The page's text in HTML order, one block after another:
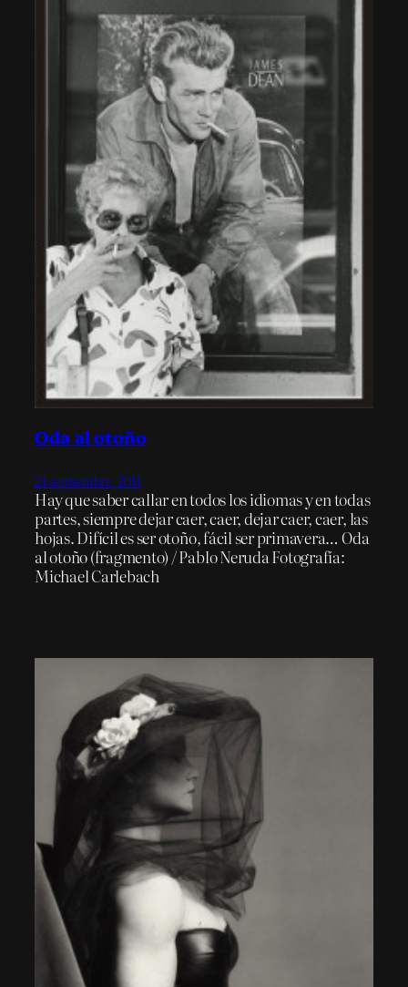
Oda al otoño
24 septiembre, 2014
Hay que saber callar en todos los idiomas y en todas
partes, siempre dejar caer, caer, dejar caer, caer, las
hojas. Difícil es ser otoño, fácil ser primavera… Oda
al otoño (fragmento) / Pablo Neruda Fotografía:
Michael Carlebach